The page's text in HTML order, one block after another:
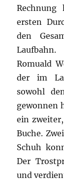
Rechnung
ersten
den
Romuald
der im
sowohl
gewonnen
ein
Buche.
Schuh
Der
und